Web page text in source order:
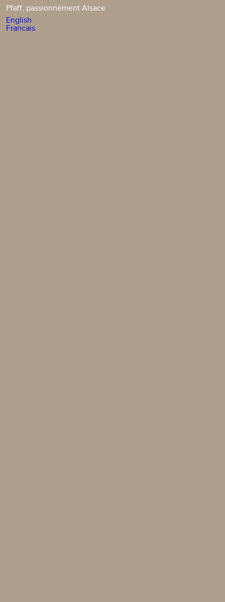
Pfaff, passionnément Alsace
English
Francais